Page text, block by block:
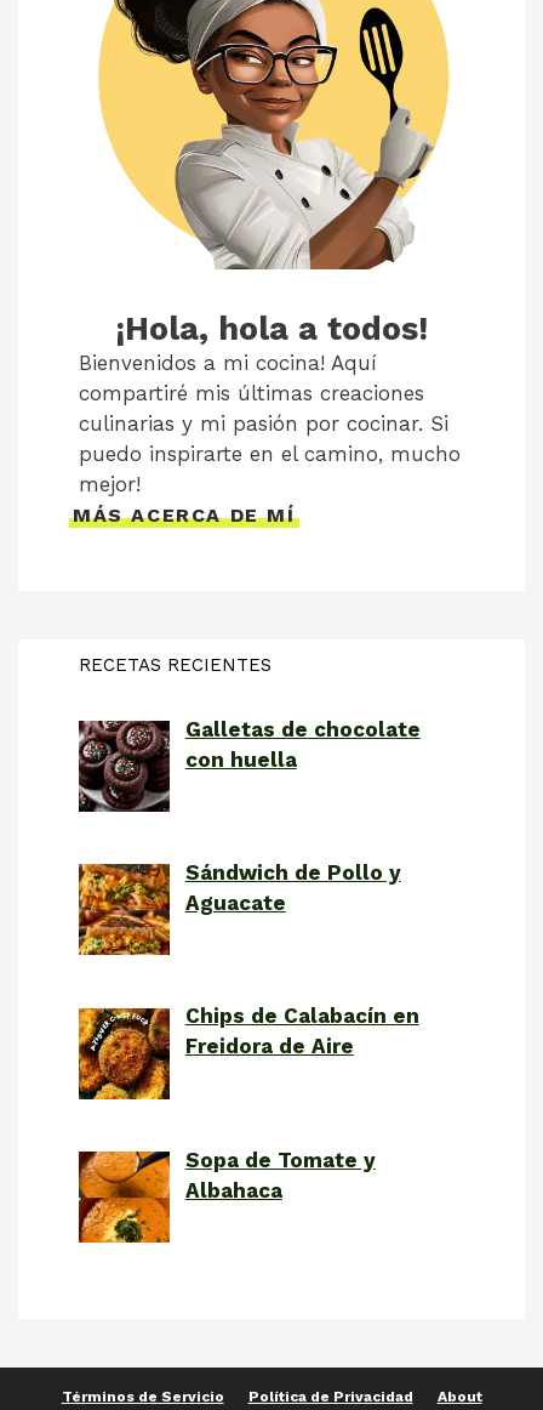
¡Hola, hola a todos!
Bienvenidos a mi cocina! Aquí
compartiré mis últimas creaciones
culinarias y mi pasión por cocinar. Si
puedo inspirarte en el camino, mucho
mejor!
MÁS ACERCA DE MÍ
RECETAS RECIENTES
Galletas de chocolate
con huella
Sándwich de Pollo y
Aguacate
Chips de Calabacín en
Freidora de Aire
Sopa de Tomate y
Albahaca
Términos de Servicio Política de Privacidad About